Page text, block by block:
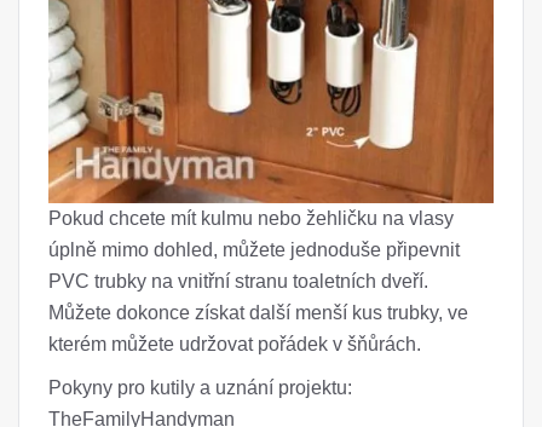
Pokud chcete mít kulmu nebo žehličku na vlasy
úplně mimo dohled, můžete jednoduše připevnit
PVC trubky na vnitřní stranu toaletních dveří.
Můžete dokonce získat další menší kus trubky, ve
kterém můžete udržovat pořádek v šňůrách.
Pokyny pro kutily a uznání projektu:
TheFamilyHandyman